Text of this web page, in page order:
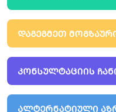
ᲓᲐᲒᲔᲒᲛᲔᲗ
ᲙᲝᲜᲡᲣᲚᲢᲐᲪᲘᲘᲡ
ᲐᲚᲢᲔᲠᲜᲐᲢᲘᲣᲚᲘ